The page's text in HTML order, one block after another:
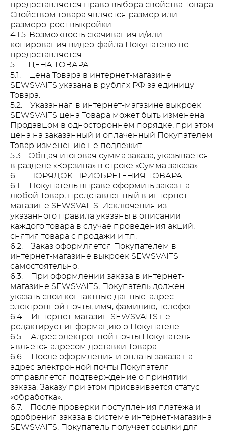
предоставляется право выбора свойства Товара.
Свойством товара является размер или
размеро-рост выкройки.
4.1.5. Возможность скачивания и/или
копирования видео-файла Покупателю не
предоставляется.
5. ЦЕНА ТОВАРА
5.1. Цена Товара в интернет-магазине
SEWSVAITS указана в рублях РФ за единицу
Товара.
5.2. Указанная в интернет-магазине выкроек
SEWSVAITS цена Товара может быть изменена
Продавцом в одностороннем порядке, при этом
цена на заказанный и оплаченный Покупателем
Товар изменению не подлежит.
5.3. Общая итоговая сумма заказа, указывается
в разделе «Корзина» в строке «Сумма заказа».
6. ПОРЯДОК ПРИОБРЕТЕНИЯ ТОВАРА
6.1. Покупатель вправе оформить заказ на
любой Товар, представленный в интернет-
магазине SEWSVAITS. Исключения из
указанного правила указаны в описании
каждого товара в случае проведения акций,
снятия товара с продажи и т.п.
6.2. Заказ оформляется Покупателем в
интернет-магазине выкроек SEWSVAITS
самостоятельно.
6.3. При оформлении заказа в интернет-
магазине SEWSVAITS, Покупатель должен
указать свои контактные данные: адрес
электронной почты, имя, фамилию, телефон.
6.4. Интернет-магазин SEWSVAITS не
редактирует информацию о Покупателе.
6.5. Адрес электронной почты Покупателя
является адресом доставки Товара.
6.6. После оформления и оплаты заказа на
адрес электронной почты Покупателя
отправляется подтверждение о принятии
заказа. Заказу при этом присваивается статус
«обработка».
6.7. После проверки поступления платежа и
одобрения заказа в системе интернет-магазина
SEWSVAITS, Покупатель получает ссылки для